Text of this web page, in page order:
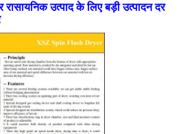
रासायनिक उत्पाद के लिए बड़ी उत्पादन दर